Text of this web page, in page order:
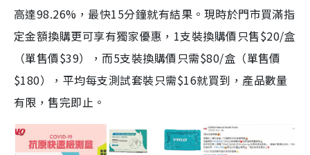
高達98.26%，最快15分鐘就有結果。現時於門市買滿指
定金額換購更可享有獨家優惠，1支裝換購價只售$20/盒
（單售價$39），而5支裝換購價只需$80/盒（單售價
$180），平均每支測試套裝只需$16就買到，產品數量
有限，售完即止。